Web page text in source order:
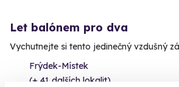
Let balónem pro dva
Vychutnejte si tento jedinečný vzdušný
Frýdek-Místek
(+ 41 dalších lokalit)